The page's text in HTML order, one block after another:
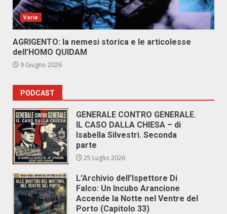
Varie
AGRIGENTO: la nemesi storica e le articolesse
dell’HOMO QUIDAM
9 Giugno 2026
PODCAST
GENERALE CONTRO GENERALE.
IL CASO DALLA CHIESA – di
Isabella Silvestri. Seconda
parte
25 Luglio 2026
L’Archivio dell’Ispettore Di
Falco: Un Incubo Arancione
Accende la Notte nel Ventre del
Porto (Capitolo 33)